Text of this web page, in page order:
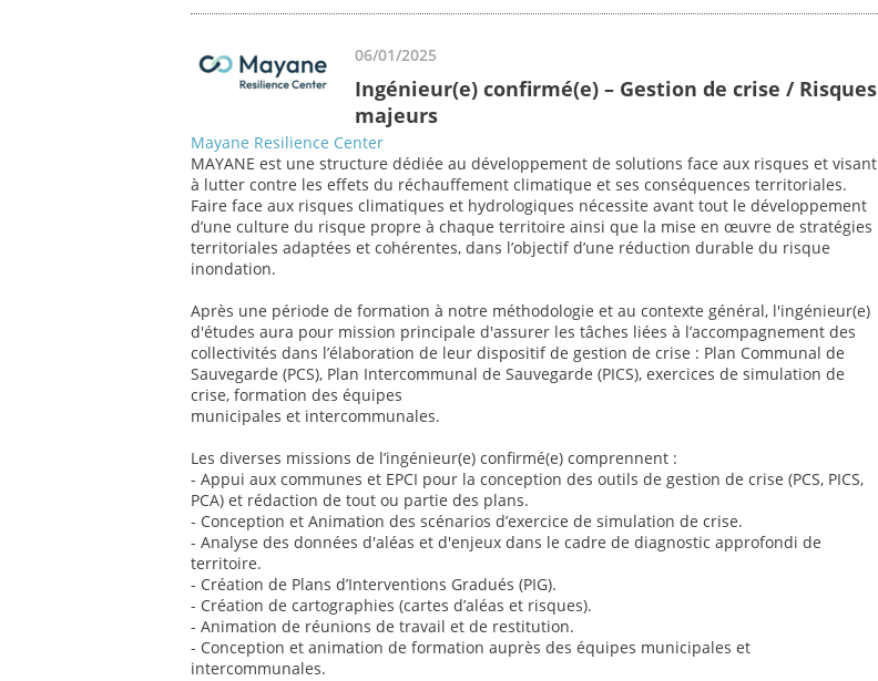
06/01/2025
Ingénieur(e) confirmé(e) – Gestion de crise / Risques
majeurs
Mayane Resilience Center
MAYANE est une structure dédiée au développement de solutions face aux risques et visant
à lutter contre les effets du réchauffement climatique et ses conséquences territoriales.
Faire face aux risques climatiques et hydrologiques nécessite avant tout le développement
d’une culture du risque propre à chaque territoire ainsi que la mise en œuvre de stratégies
territoriales adaptées et cohérentes, dans l’objectif d’une réduction durable du risque
inondation.
Après une période de formation à notre méthodologie et au contexte général, l'ingénieur(e)
d'études aura pour mission principale d'assurer les tâches liées à l’accompagnement des
collectivités dans l’élaboration de leur dispositif de gestion de crise : Plan Communal de
Sauvegarde (PCS), Plan Intercommunal de Sauvegarde (PICS), exercices de simulation de
crise, formation des équipes
municipales et intercommunales.
Les diverses missions de l’ingénieur(e) confirmé(e) comprennent :
- Appui aux communes et EPCI pour la conception des outils de gestion de crise (PCS, PICS,
PCA) et rédaction de tout ou partie des plans.
- Conception et Animation des scénarios d’exercice de simulation de crise.
- Analyse des données d'aléas et d'enjeux dans le cadre de diagnostic approfondi de
territoire.
- Création de Plans d’Interventions Gradués (PIG).
- Création de cartographies (cartes d’aléas et risques).
- Animation de réunions de travail et de restitution.
- Conception et animation de formation auprès des équipes municipales et
intercommunales.